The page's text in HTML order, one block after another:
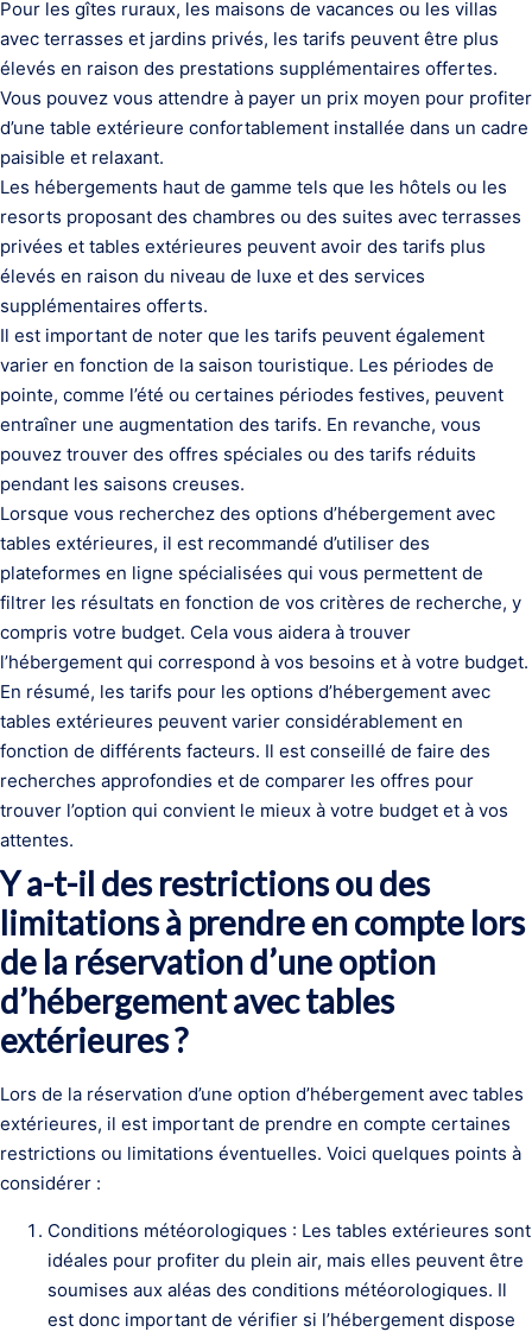
Pour les gîtes ruraux, les maisons de vacances ou les villas
avec terrasses et jardins privés, les tarifs peuvent être plus
élevés en raison des prestations supplémentaires offertes.
Vous pouvez vous attendre à payer un prix moyen pour profiter
d’une table extérieure confortablement installée dans un cadre
paisible et relaxant.
Les hébergements haut de gamme tels que les hôtels ou les
resorts proposant des chambres ou des suites avec terrasses
privées et tables extérieures peuvent avoir des tarifs plus
élevés en raison du niveau de luxe et des services
supplémentaires offerts.
Il est important de noter que les tarifs peuvent également
varier en fonction de la saison touristique. Les périodes de
pointe, comme l’été ou certaines périodes festives, peuvent
entraîner une augmentation des tarifs. En revanche, vous
pouvez trouver des offres spéciales ou des tarifs réduits
pendant les saisons creuses.
Lorsque vous recherchez des options d’hébergement avec
tables extérieures, il est recommandé d’utiliser des
plateformes en ligne spécialisées qui vous permettent de
filtrer les résultats en fonction de vos critères de recherche, y
compris votre budget. Cela vous aidera à trouver
l’hébergement qui correspond à vos besoins et à votre budget.
En résumé, les tarifs pour les options d’hébergement avec
tables extérieures peuvent varier considérablement en
fonction de différents facteurs. Il est conseillé de faire des
recherches approfondies et de comparer les offres pour
trouver l’option qui convient le mieux à votre budget et à vos
attentes.
Y a-t-il des restrictions ou des
limitations à prendre en compte lors
de la réservation d’une option
d’hébergement avec tables
extérieures ?
Lors de la réservation d’une option d’hébergement avec tables
extérieures, il est important de prendre en compte certaines
restrictions ou limitations éventuelles. Voici quelques points à
considérer :
Conditions météorologiques : Les tables extérieures sont
idéales pour profiter du plein air, mais elles peuvent être
soumises aux aléas des conditions météorologiques. Il
est donc important de vérifier si l’hébergement dispose